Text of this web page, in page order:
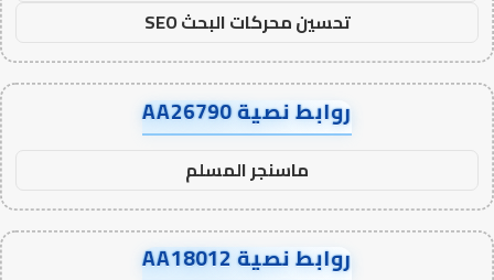
تحسين محركات البحث SEO
روابط نصية AA26790
ماسنجر المسلم
روابط نصية AA18012